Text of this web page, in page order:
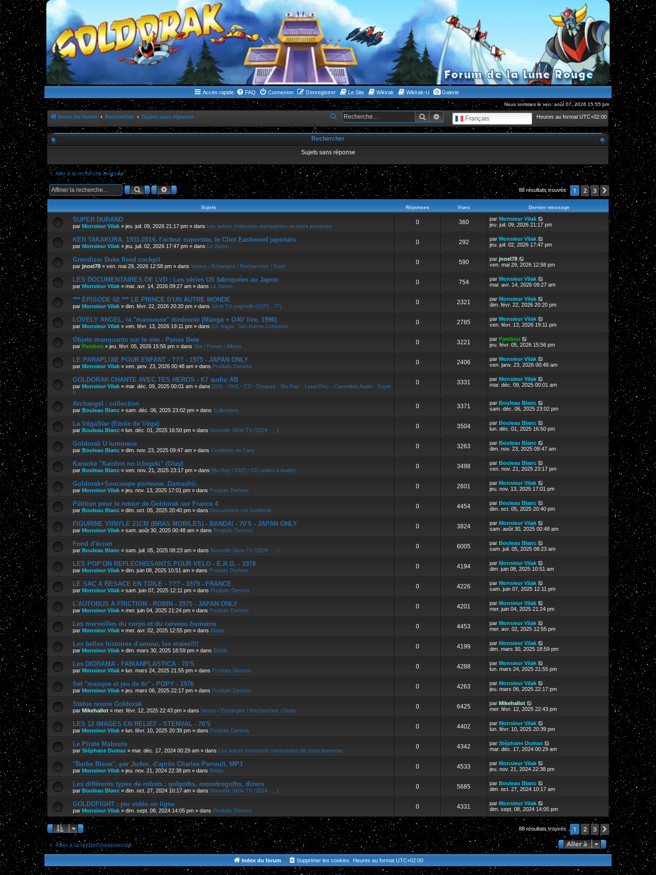
WWW.GOLDORAKGO.COM
le site de la Lune Rouge
Accès rapide FAQ Connexion S’enregistrer Le Site Wikirak Wikirak-U Galerie
Nous sommes le ven. août 07, 2026 15:55 pm
Index du forum Rechercher Sujets sans réponse Heures au format UTC+02:00
Français
RechercherRecherche avancée
e
c
h
e
r
h
e
Rechercher
Sujets sans réponse
Aller à la recherche avancée
RechercherRecherche avancée 88 résultats trouvés 1 2 3 Suivante
Sujets Réponses Vues Dernier message
SUPER DURAND
par Monsieur Vilak » jeu. juil. 09, 2026 21:17 pm » dans Les autres émissions marquantes de notre jeunesse
0 360 par Monsieur Vilak
jeu. juil. 09, 2026 21:17 pm
KEN TAKAKURA, 1931-2014, l'acteur superstar, le Clint Eastwood japonais
par Monsieur Vilak » jeu. juil. 02, 2026 17:47 pm » dans Le Japon :
0 292 par Monsieur Vilak
jeu. juil. 02, 2026 17:47 pm
Grendizer Duke fleed cockpit
par jnoel78 » ven. mai 29, 2026 12:58 pm » dans Ventes / Echanges / Recherches / Dons
0 590 par jnoel78
ven. mai 29, 2026 12:58 pm
LES DOCUMENTAIRES DE LVD : Les séries US fabriquées au Japon
par Monsieur Vilak » mar. avr. 14, 2026 09:27 am » dans Le Japon :
0 754 par Monsieur Vilak
mar. avr. 14, 2026 09:27 am
*** ÉPISODE 02 *** LE PRINCE D'UN AUTRE MONDE
par Monsieur Vilak » dim. févr. 22, 2026 20:20 pm » dans Série TV originelle (1975 - 77)
0 2321 par Monsieur Vilak
dim. févr. 22, 2026 20:20 pm
LOVELY ANGEL, la "masseuse" itinérante (Manga + OAV live, 1996)
par Monsieur Vilak » ven. févr. 13, 2026 19:11 pm » dans Go Nagai : Ses Autres Créations
0 2785 par Monsieur Vilak
ven. févr. 13, 2026 19:11 pm
Objets manquants sur le site - Pense Bete
par Pambou » jeu. févr. 05, 2026 15:56 pm » dans Site / Forum / Album
0 3221 par Pambou
jeu. févr. 05, 2026 15:56 pm
LE PARAPLUIE POUR ENFANT - ??? - 1975 - JAPAN ONLY
par Monsieur Vilak » ven. janv. 23, 2026 00:48 am » dans Produits Derives
0 2406 par Monsieur Vilak
ven. janv. 23, 2026 00:48 am
GOLDORAK CHANTE AVEC TES HEROS - K7 audio AB
par Monsieur Vilak » mar. déc. 09, 2025 00:01 am » dans DVD - VHS - CD - Disques - Blu-Ray - LaserDisc - Cassettes Audio - Super
8
0 3331 par Monsieur Vilak
mar. déc. 09, 2025 00:01 am
Archangel : collection
par Bouleau Blanc » sam. déc. 06, 2025 23:02 pm » dans Collections
0 3371 par Bouleau Blanc
sam. déc. 06, 2025 23:02 pm
La VégaStar (Etoile de Véga)
par Bouleau Blanc » lun. déc. 01, 2025 16:50 pm » dans Nouvelle Série TV (2024 - ...)
0 3504 par Bouleau Blanc
lun. déc. 01, 2025 16:50 pm
Goldorak U lumineux
par Bouleau Blanc » dim. nov. 23, 2025 09:47 am » dans Creations de Fans
0 3263 par Bouleau Blanc
dim. nov. 23, 2025 09:47 am
Karaoke "Kaishin no Ichigeki" (Glay)
par Bouleau Blanc » ven. nov. 21, 2025 23:17 pm » dans Blu-Ray / DVD / CD (vidéo & Audio)
0 3498 par Bouleau Blanc
ven. nov. 21, 2025 23:17 pm
Goldorak+Soucoupe porteuse. Damashii.
par Monsieur Vilak » jeu. nov. 13, 2025 17:01 pm » dans Produits Derives
0 2601 par Monsieur Vilak
jeu. nov. 13, 2025 17:01 pm
Pétition pour le retour de Goldorak sur France 4
par Bouleau Blanc » dim. oct. 05, 2025 20:40 pm » dans Discussions sur Goldorak
0 4454 par Bouleau Blanc
dim. oct. 05, 2025 20:40 pm
FIGURINE VIINYLE 21CM (BRAS MOBILES) - BANDAI - 70'S - JAPAN ONLY
par Monsieur Vilak » sam. août 30, 2025 00:48 am » dans Produits Derives
0 3824 par Monsieur Vilak
sam. août 30, 2025 00:48 am
Fond d'écran
par Bouleau Blanc » sam. juil. 05, 2025 08:23 am » dans Nouvelle Série TV (2024 - ...)
0 6005 par Bouleau Blanc
sam. juil. 05, 2025 08:23 am
LES POP'ON REFLECHISSANTS POUR VELO - E.R.G. - 1978
par Monsieur Vilak » dim. juin 08, 2025 10:51 am » dans Produits Derives
0 4194 par Monsieur Vilak
dim. juin 08, 2025 10:51 am
LE SAC A BESACE EN TOILE - ??? - 1979 - FRANCE
par Monsieur Vilak » sam. juin 07, 2025 12:11 pm » dans Produits Derives
0 4226 par Monsieur Vilak
sam. juin 07, 2025 12:11 pm
L'AUTOBUS A FRICTION - ROBIN - 1975 - JAPAN ONLY
par Monsieur Vilak » mer. juin 04, 2025 21:24 pm » dans Produits Derives
0 4201 par Monsieur Vilak
mer. juin 04, 2025 21:24 pm
Les merveilles du corps et du cerveau humains
par Monsieur Vilak » mer. avr. 02, 2025 12:55 pm » dans Blabla
0 4453 par Monsieur Vilak
mer. avr. 02, 2025 12:55 pm
Les belles histoires d'amour, les vraies!!!!
par Monsieur Vilak » dim. mars 30, 2025 18:59 pm » dans Blabla
0 4199 par Monsieur Vilak
dim. mars 30, 2025 18:59 pm
Les DIORAMA - FABIANPLASTICA - 70'S
par Monsieur Vilak » lun. mars 24, 2025 21:55 pm » dans Produits Derives
0 4288 par Monsieur Vilak
lun. mars 24, 2025 21:55 pm
Set "masque et jeu de tir" - POPY - 1976
par Monsieur Vilak » jeu. mars 06, 2025 22:17 pm » dans Produits Derives
0 4263 par Monsieur Vilak
jeu. mars 06, 2025 22:17 pm
Statue resine Goldorak
par Mikehallot » mer. févr. 12, 2025 22:43 pm » dans Ventes / Echanges / Recherches / Dons
0 6425 par Mikehallot
mer. févr. 12, 2025 22:43 pm
LES 12 IMAGES EN RELIEF - STENVAL - 70'S
par Monsieur Vilak » lun. févr. 10, 2025 20:39 pm » dans Produits Derives
0 4402 par Monsieur Vilak
lun. févr. 10, 2025 20:39 pm
Le Pirate Maboule
par Stéphane Dumas » mar. déc. 17, 2024 00:29 am » dans Les autres émissions marquantes de notre jeunesse
0 4342 par Stéphane Dumas
mar. déc. 17, 2024 00:29 am
"Barbe Bleue", par Judex, d'après Charles Perrault, MP3
par Monsieur Vilak » jeu. nov. 21, 2024 22:38 pm » dans Blabla
0 4533 par Monsieur Vilak
jeu. nov. 21, 2024 22:38 pm
Les différents types de robots : golgoths, monstrogoths, dizers
par Bouleau Blanc » dim. oct. 27, 2024 10:17 am » dans Nouvelle Série TV (2024 - ...)
0 5685 par Bouleau Blanc
dim. oct. 27, 2024 10:17 am
GOLDOFIGHT : jeu vidéo en ligne
par Monsieur Vilak » dim. sept. 08, 2024 14:05 pm » dans Produits Derives
0 4331 par Monsieur Vilak
dim. sept. 08, 2024 14:05 pm
88 résultats trouvés 1 2 3 Suivante
Aller à la recherche avancée Aller à
Index du forum Heures au format UTC+02:00
Supprimer les cookies